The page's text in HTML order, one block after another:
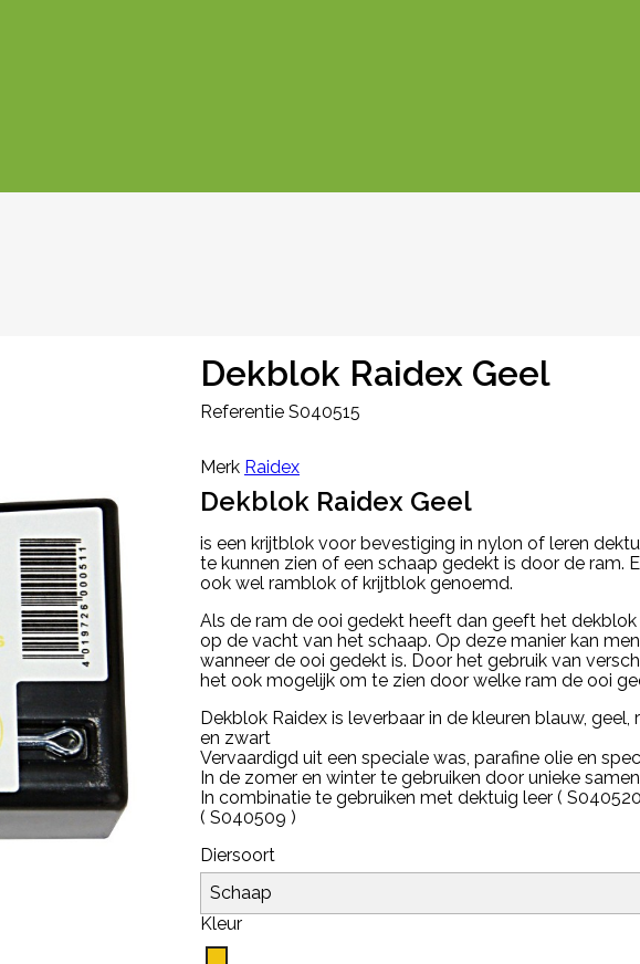
Dekblok Raidex Geel
Referentie S040515
Merk Raidex
Dekblok Raidex Geel
is een krijtblok voor bevestiging in nylon of leren
te kunnen zien of een schaap gedekt is door de ram.
ook wel ramblok of krijtblok genoemd.
Als de ram de ooi gedekt heeft dan geeft het
op de vacht van het schaap. Op deze manier kan
wanneer de ooi gedekt is. Door het gebruik van
het ook mogelijk om te zien door welke ram de ooi
Dekblok Raidex is leverbaar in de kleuren blauw, geel,
en zwart
Vervaardigd uit een speciale was, parafine olie en
In de zomer en winter te gebruiken door unieke
In combinatie te gebruiken met dektuig leer (
( S040509 )
Diersoort
Kleur